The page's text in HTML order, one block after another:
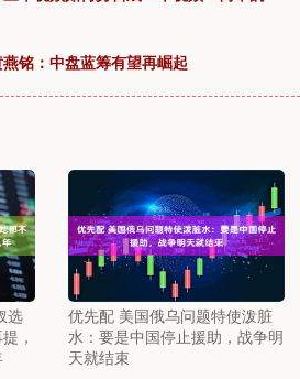
铭：中盘蓝筹有望再崛起
选
，
优先配 美国俄乌问题特使泼脏
水：要是中国停止援助，战争明
天就结束